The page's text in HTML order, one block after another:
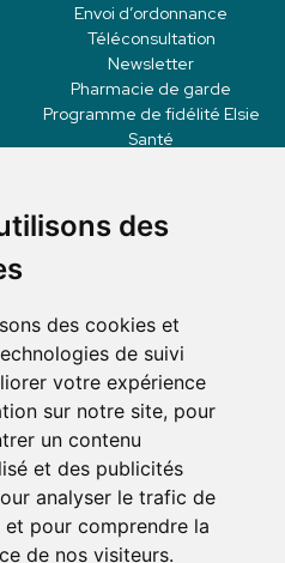
des
des cookies et
de suivi
votre expérience
sur notre site, pour
un contenu
et des publicités
analyser le trafic de
et pour comprendre la
de nos visiteurs.
Envoi d’ordonnance
Téléconsultation
Newsletter
Pharmacie de garde
Programme de fidélité Elsie
Santé
Mode de livraison
suivre